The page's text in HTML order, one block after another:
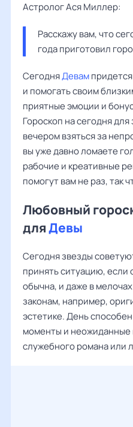
Астролог Ася Миллер:
Расскажу вам, что
года приготовил
СегодняДевам
и помогать своим
приятные эмоции и
Гороскоп на сегодня
вечером взяться за
вы уже давно ломаете
рабочие и креативные
помогут вам не раз, так
Любовный
дляДевы
Сегодня звезды
принять ситуацию, если
обычна, и даже в
законам, например,
эстетике. День
моменты и неожиданные
служебного романа или